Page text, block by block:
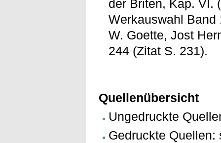
der Briten, Kap. VI.
Werkauswahl Band
W. Goette, Jost
244 (Zitat S. 231).
Quellenübersicht
Ungedruckte
Gedruckte